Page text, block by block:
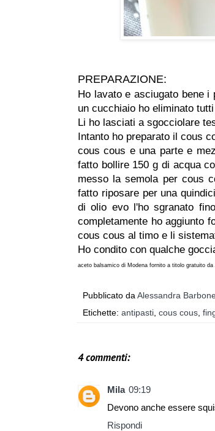
PREPARAZIONE:
Ho lavato e asciugato bene
un cucchiaio ho eliminato
Li ho lasciati a sgocciolare
Intanto ho preparato il cous
cous cous e una parte e
fatto bollire 150 g di acqua
messo la semola per cous
fatto riposare per una
di olio evo l'ho sgranato
completamente ho aggiunto
cous cous al timo e li
Ho condito con qualche
aceto balsamico di Modena fornito a titolo gratuito da
Pubblicato da Alessandra
Etichette: antipasti cous cous
4 commenti:
Mila 09:19
Devono anche essere
Rispondi